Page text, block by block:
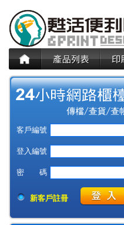
客戶編號
登入編號
密 碼
新客戶註冊